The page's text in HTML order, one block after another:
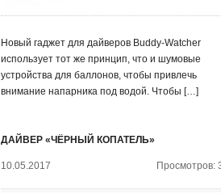
Новый гаджет для дайверов Buddy-Watcher
использует тот же принцип, что и шумовые
устройства для баллонов, чтобы привлечь
внимание напарника под водой. Чтобы […]
ДАЙВЕР «ЧЁРНЫЙ КОПАТЕЛЬ»
10.05.2017 Просмотров: